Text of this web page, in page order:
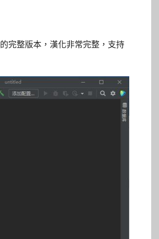
完整版本，漢化非常完整，支持